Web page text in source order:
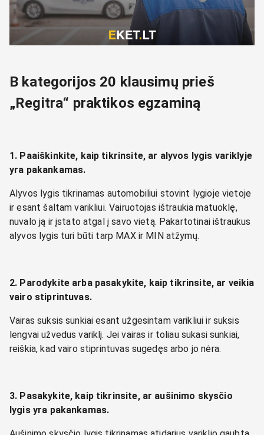
B kategorijos 20 klausimų prieš
„Regitra“ praktikos egzaminą
1. Paaiškinkite, kaip tikrinsite, ar alyvos lygis variklyje
yra pakankamas.
Alyvos lygis tikrinamas automobiliui stovint lygioje vietoje
ir esant šaltam varikliui. Vairuotojas ištraukia matuoklę,
nuvalo ją ir įstato atgal į savo vietą. Pakartotinai ištraukus
alyvos lygis turi būti tarp MAX ir MIN atžymų.
2. Parodykite arba pasakykite, kaip tikrinsite, ar veikia
vairo stiprintuvas.
Vairas suksis sunkiai esant užgesintam varikliui ir suksis
lengvai užvedus variklį. Jei vairas ir toliau sukasi sunkiai,
reiškia, kad vairo stiprintuvas sugedęs arbo jo nėra.
3. Pasakykite, kaip tikrinsite, ar aušinimo skysčio
lygis yra pakankamas.